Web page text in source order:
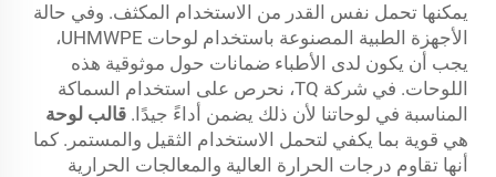
يمكنها تحمل نفس القدر من الاستخدام المكثف. وفي حالة
الأجهزة الطبية المصنوعة باستخدام لوحات UHMWPE،
يجب أن يكون لدى الأطباء ضمانات حول موثوقية هذه
اللوحات. في شركة TQ، نحرص على استخدام السماكة
المناسبة في لوحاتنا لأن ذلك يضمن أداءً جيدًا. قالب لوحة
هي قوية بما يكفي لتحمل الاستخدام الثقيل والمستمر. كما
أنها تقاوم درجات الحرارة العالية والمعالجات الحرارية